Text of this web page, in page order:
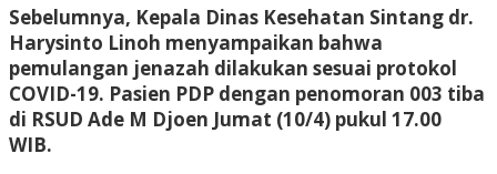
Sebelumnya, Kepala Dinas Kesehatan Sintang dr.
Harysinto Linoh menyampaikan bahwa
pemulangan jenazah dilakukan sesuai protokol
COVID-19. Pasien PDP dengan penomoran 003 tiba
di RSUD Ade M Djoen Jumat (10/4) pukul 17.00
WIB.